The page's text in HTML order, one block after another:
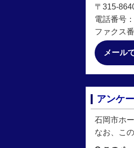
〒315-
電話番号
ファクス
メール
アンケ
石岡市ホ
なお、こ